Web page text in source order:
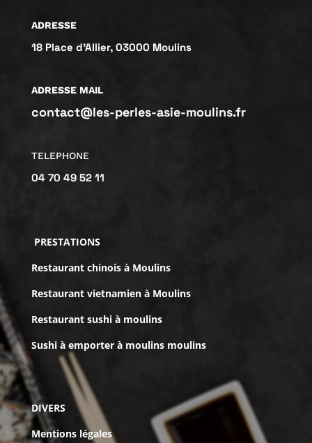
ADRESSE
18 Place d’Allier, 03000 Moulins
ADRESSE MAIL
contact@les-perles-asie-moulins.fr
TELEPHONE
04 70 49 52 11
PRESTATIONS
Restaurant chinois à Moulins
Restaurant vietnamien à Moulins
Restaurant sushi à moulins
Sushi à emporter à moulins moulins
DIVERS
Mentions légales